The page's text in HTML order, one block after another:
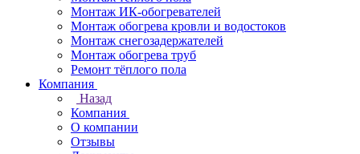
Монтаж ИК-обогревателей
Монтаж обогрева кровли и водостоков
Монтаж снегозадержателей
Монтаж обогрева труб
Ремонт тёплого пола
Компания
Назад
Компания
О компании
Отзывы